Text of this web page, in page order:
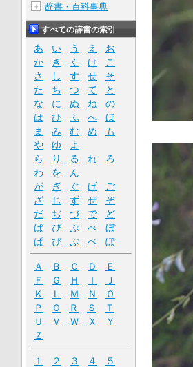
＋ 辞書・百科事典
すべての辞書の索引
あ い う え
お
か
き く け
こ
さ
し す せ
そ
た
ち つ て
と
な
に ぬ ね
の
は
ひ ふ へ
ほ
ま
み む め
も
や
ゆ
よ
ら
り る れ
ろ
わ
を
ん
が
ぎ ぐ げ
ご
ざ
じ ず ぜ
ぞ
だ
ぢ づ で
ど
ば
び ぶ べ
ぼ
ぱ
ぴ ぷ ぺ ぽ
Ａ Ｂ Ｃ Ｄ
Ｅ
Ｆ
Ｇ Ｈ Ｉ
Ｊ
Ｋ
Ｌ Ｍ Ｎ
Ｏ
Ｐ
Ｑ Ｒ Ｓ
Ｔ
Ｕ
Ｖ Ｗ Ｘ
Ｙ
Ｚ
１ ２ ３ ４
５